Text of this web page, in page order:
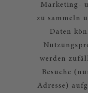
Marketing-
zu sammeln
Daten
werden
Besuche
Adresse)